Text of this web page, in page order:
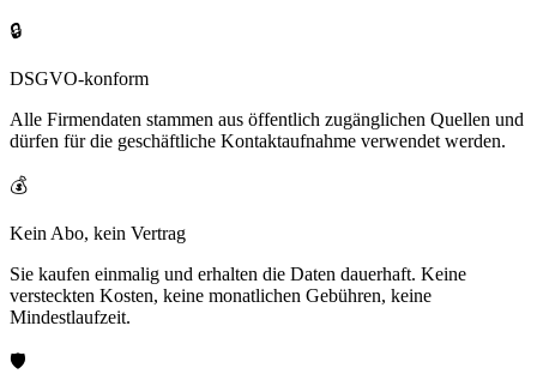
🔒
DSGVO-konform
Alle Firmendaten stammen aus öffentlich zugänglichen Quellen und
dürfen für die geschäftliche Kontaktaufnahme verwendet werden.
💰
Kein Abo, kein Vertrag
Sie kaufen einmalig und erhalten die Daten dauerhaft. Keine
versteckten Kosten, keine monatlichen Gebühren, keine
Mindestlaufzeit.
🛡️